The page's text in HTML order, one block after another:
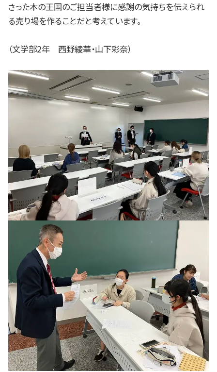
さった本の王国のご担当者様に感謝の気持ちを伝えられ
る売り場を作ることだと考えています。
（文学部2年 西野綾華・山下彩奈）